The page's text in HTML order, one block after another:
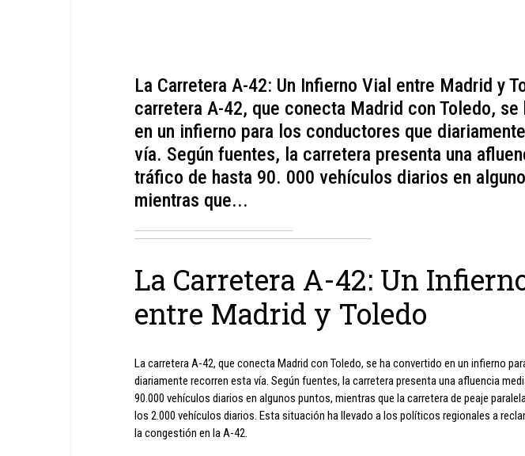
La Carretera A-42: Un Infierno Vial entre Madrid y
carretera A-42, que conecta Madrid con Toledo,
en un infierno para los conductores que
vía. Según fuentes, la carretera presenta una
tráfico de hasta 90. 000 vehículos diarios en
mientras que...
La Carretera A-42: Un
entre Madrid y Toledo
La carretera A-42, que conecta Madrid con Toledo, se ha convertido en un infierno
diariamente recorren esta vía. Según fuentes, la carretera presenta una afluencia
90.000 vehículos diarios en algunos puntos, mientras que la carretera de peaje
los 2.000 vehículos diarios. Esta situación ha llevado a los políticos regionales a
la congestión en la A-42.